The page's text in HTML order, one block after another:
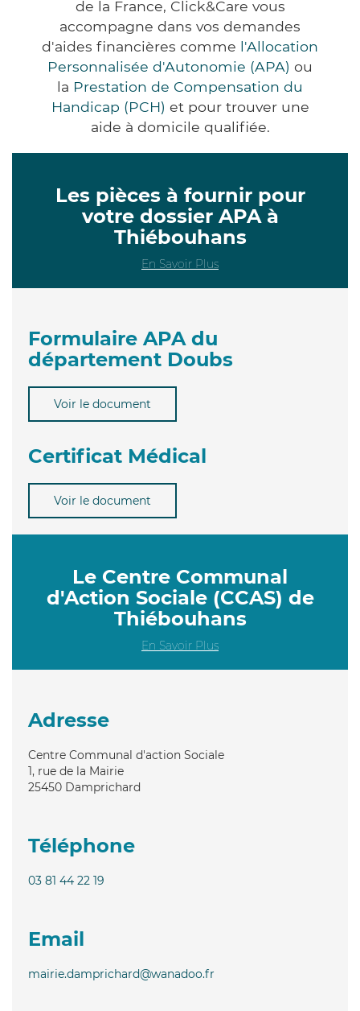
de la France, Click&Care vous
accompagne dans vos demandes
d'aides financières comme l'Allocation
Personnalisée d'Autonomie (APA) ou
la Prestation de Compensation du
Handicap (PCH) et pour trouver une
aide à domicile qualifiée.
Les pièces à fournir pour
votre dossier APA à
Thiébouhans
En Savoir Plus
Formulaire APA du
département Doubs
Voir le document
Certificat Médical
Voir le document
Le Centre Communal
d'Action Sociale (CCAS) de
Thiébouhans
En Savoir Plus
Adresse
Centre Communal d'action Sociale
1, rue de la Mairie
25450 Damprichard
Téléphone
03 81 44 22 19
Email
mairie.damprichard@wanadoo.fr